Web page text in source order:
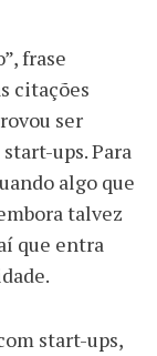
frase
citações
ser
ups. Para
algo que
talvez
que entra
start-ups,